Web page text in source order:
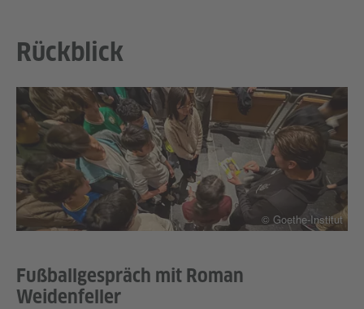
Rückblick
© Goethe-Institut
Fußballgespräch mit Roman
Weidenfeller